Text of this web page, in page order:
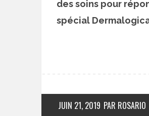
des soins pour
spécial
JUIN 21, 2019 PAR ROSARIO